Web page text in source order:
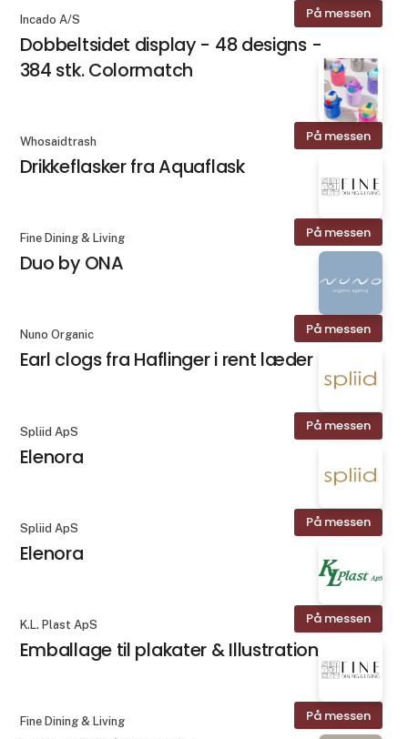
På messen
Incado A/S
Dobbeltsidet display - 48 designs -
384 stk. Colormatch
På messen
Whosaidtrash
Drikkeflasker fra Aquaflask
På messen
Fine Dining & Living
Duo by ONA
På messen
Nuno Organic
Earl clogs fra Haflinger i rent læder
På messen
Spliid ApS
Elenora
På messen
Spliid ApS
Elenora
På messen
K.L. Plast ApS
Emballage til plakater & Illustrationer
På messen
Fine Dining & Living